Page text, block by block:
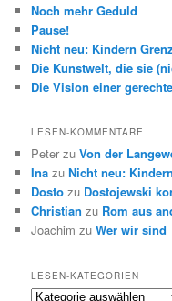
Noch mehr Geduld
Pause!
Nicht neu: Kindern
Die Kunstwelt, die sie
Die Vision einer
LESEN-KOMMENTARE
Peter zuVon der
Ina zuNicht neu:
Dosto zu Dostojewski
Christian zu Rom aus
Joachim zuWer wir sind
LESEN-KATEGORIEN
Lesen-